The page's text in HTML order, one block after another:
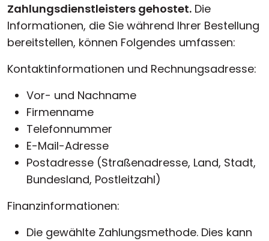
Zahlungsdienstleisters gehostet. Die
Informationen, die Sie während Ihrer Bestellung
bereitstellen, können Folgendes umfassen:
Kontaktinformationen und Rechnungsadresse:
Vor- und Nachname
Firmenname
Telefonnummer
E-Mail-Adresse
Postadresse (Straßenadresse, Land, Stadt,
Bundesland, Postleitzahl)
Finanzinformationen:
Die gewählte Zahlungsmethode. Dies kann